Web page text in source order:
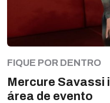
FIQUE POR DENTRO
Mercure Savassi
área de evento